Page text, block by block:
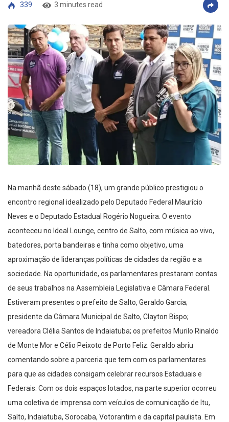
339
3 minutes read
Na manhã deste sábado (18), um grande público prestigiou o
encontro regional idealizado pelo Deputado Federal Maurício
Neves e o Deputado Estadual Rogério Nogueira. O evento
aconteceu no Ideal Lounge, centro de Salto, com música ao vivo,
batedores, porta bandeiras e tinha como objetivo, uma
aproximação de lideranças políticas de cidades da região e a
sociedade. Na oportunidade, os parlamentares prestaram contas
de seus trabalhos na Assembleia Legislativa e Câmara Federal.
Estiveram presentes o prefeito de Salto, Geraldo Garcia;
presidente da Câmara Municipal de Salto, Clayton Bispo;
vereadora Clélia Santos de Indaiatuba; os prefeitos Murilo Rinaldo
de Monte Mor e Célio Peixoto de Porto Feliz. Geraldo abriu
comentando sobre a parceria que tem com os parlamentares
para que as cidades consigam celebrar recursos Estaduais e
Federais. Com os dois espaços lotados, na parte superior ocorreu
uma coletiva de imprensa com veículos de comunicação de Itu,
Salto, Indaiatuba, Sorocaba, Votorantim e da capital paulista. Em